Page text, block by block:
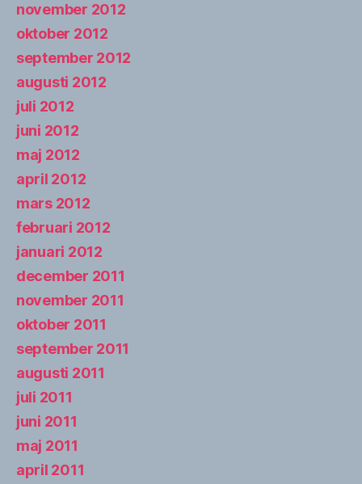
november 2012
oktober 2012
september 2012
augusti 2012
juli 2012
juni 2012
maj 2012
april 2012
mars 2012
februari 2012
januari 2012
december 2011
november 2011
oktober 2011
september 2011
augusti 2011
juli 2011
juni 2011
maj 2011
april 2011